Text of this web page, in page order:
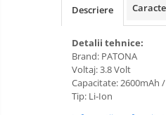
Accesorii kjøk
Incarcatoare & acumulatori
Descriere
Detalii tehnice:
Brand: PATONA
Voltaj: 3.8 Volt
Capacitate: 2600mAh
Tip: Li-Ion